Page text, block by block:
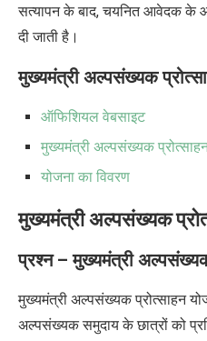
सत्यापन के बाद, चयनित आवेदक के
दी जाती है।
मुख्यमंत्री अल्पसंख्यक
ऑफिशियल वेबसाइट
मुख्यमंत्री अल्पसंख्यक
योजना का विवरण
मुख्यमंत्री अल्पसंख्यक
प्रश्न –मुख्यमंत्री
मुख्यमंत्री अल्पसंख्यक प्रोत्साहन
अल्पसंख्यक समुदाय के छात्रों को